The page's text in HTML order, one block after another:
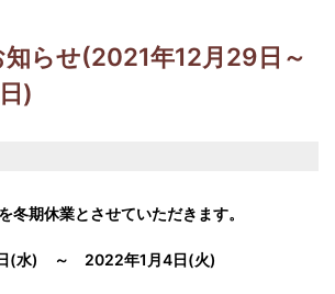
知らせ(2021年12月29日～
)
冬期休業とさせていただきます。
(水) ～ 2022年1月4日(火)